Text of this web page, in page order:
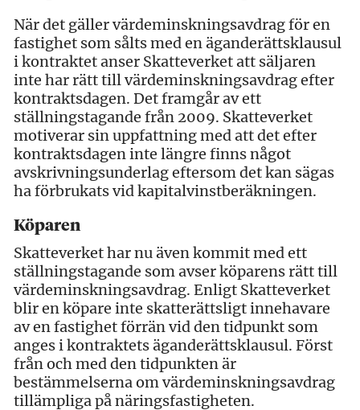
När det gäller värdeminskningsavdrag för en
fastighet som sålts med en äganderättsklausul
i kontraktet anser Skatteverket att säljaren
inte har rätt till värdeminskningsavdrag efter
kontraktsdagen. Det framgår av ett
ställningstagande från 2009. Skatteverket
motiverar sin uppfattning med att det efter
kontraktsdagen inte längre finns något
avskrivningsunderlag eftersom det kan sägas
ha förbrukats vid kapitalvinstberäkningen.
Köparen
Skatteverket har nu även kommit med ett
ställningstagande som avser köparens rätt till
värdeminskningsavdrag. Enligt Skatteverket
blir en köpare inte skatterättsligt innehavare
av en fastighet förrän vid den tidpunkt som
anges i kontraktets äganderättsklausul. Först
från och med den tidpunkten är
bestämmelserna om värdeminskningsavdrag
tillämpliga på näringsfastigheten.